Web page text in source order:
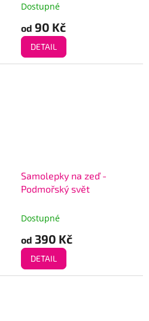
Dostupné
od 90 Kč
DETAIL
Samolepky na zeď -
Podmořský svět
Dostupné
od 390 Kč
DETAIL